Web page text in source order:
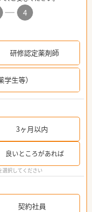
4
研修認定薬剤師
生等）
3ヶ月以内
良いところがあれば
選択してください
契約社員